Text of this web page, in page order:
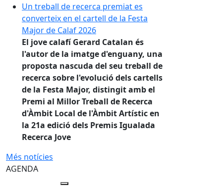
Un treball de recerca premiat es
converteix en el cartell de la Festa
Major de Calaf 2026
El jove calafí Gerard Catalan és
l'autor de la imatge d'enguany, una
proposta nascuda del seu treball de
recerca sobre l'evolució dels cartells
de la Festa Major, distingit amb el
Premi al Millor Treball de Recerca
d'Àmbit Local de l'Àmbit Artístic en
la 21a edició dels Premis Igualada
Recerca Jove
Més notícies
AGENDA